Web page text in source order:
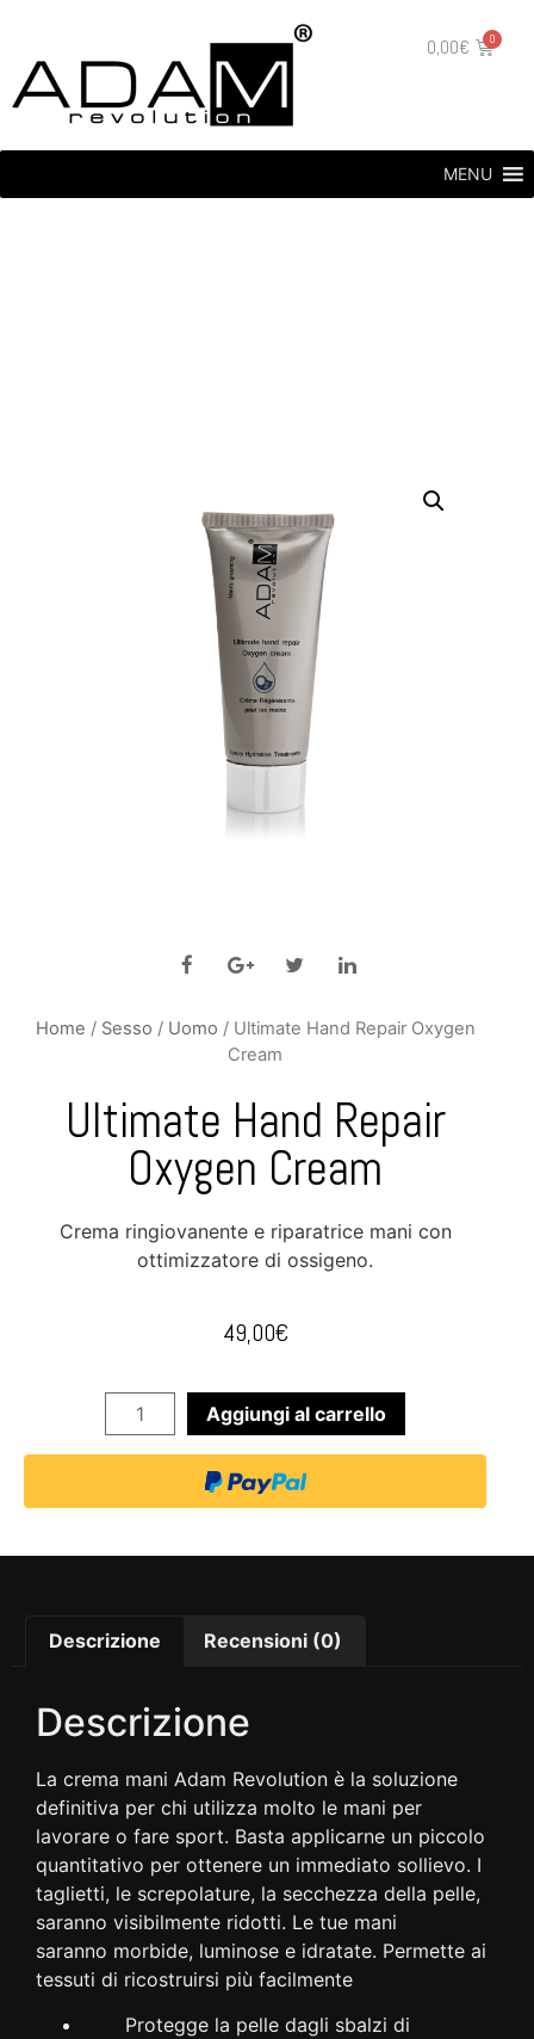
0,00€
MENU
Home / Sesso / Uomo / Ultimate Hand Repair Oxygen
Cream
Ultimate Hand Repair
Oxygen Cream
Crema ringiovanente e riparatrice mani con
ottimizzatore di ossigeno.
49,00€
Aggiungi al carrello
Descrizione Recensioni (0)
Descrizione
La crema mani Adam Revolution è la soluzione
definitiva per chi utilizza molto le mani per
lavorare o fare sport. Basta applicarne un piccolo
quantitativo per ottenere un immediato sollievo. I
taglietti, le screpolature, la secchezza della pelle,
saranno visibilmente ridotti. Le tue mani
saranno morbide, luminose e idratate. Permette ai
tessuti di ricostruirsi più facilmente
Protegge la pelle dagli sbalzi di